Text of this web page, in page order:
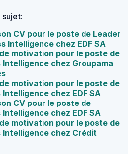
sujet:
CV pour le poste de Leader
Intelligence chez EDF SA
motivation pour le poste de
Intelligence chez Groupama
motivation pour le poste de
chez EDF SA
CV pour le poste de
chez EDF SA
motivation pour le poste de
Intelligence chez Crédit